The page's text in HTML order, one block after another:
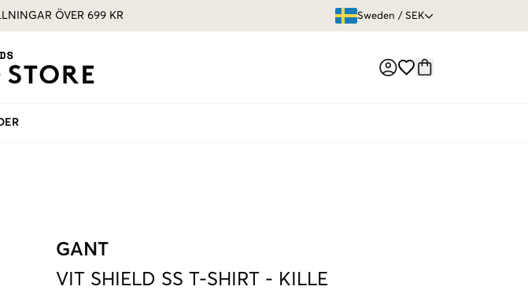
ÖVER 699 KR Sweden / SEK
GANT
VIT SHIELD SS T-SHIRT - KILLE